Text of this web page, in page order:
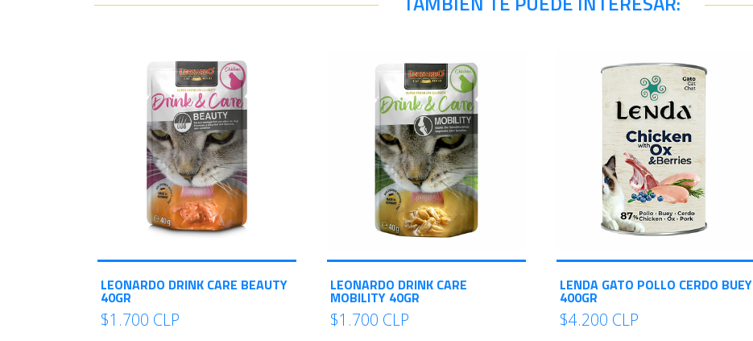
LEONARDO DRINK CARE BEAUTY
40GR
$1.700 CLP
LEONARDO DRINK CARE
MOBILITY 40GR
$1.700 CLP
LENDA GATO POLLO CERDO BUEY
400GR
$4.200 CLP